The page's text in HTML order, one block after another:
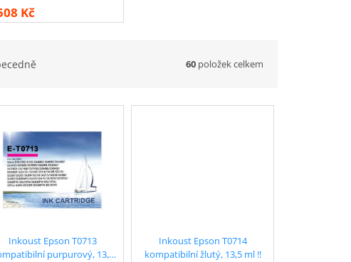
Kč
60 položek celkem
Inkoust Epson T0713
purpurový, 13,5
Inkoust Epson T0714
kompatibilní žlutý, 13,5 ml !!